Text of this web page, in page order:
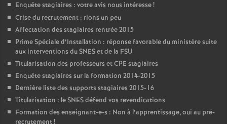
Enquête stagiaires : votre avis nous intéresse!
Crise du recrutement : rions un peu
Affectation des stagiaires rentrée 2015
Prime Spéciale d’Installation : réponse favorable du ministère suite
aux interventions duSNESet de la FSU
Titularisation des professeurs etCPE stagiaires
Enquête stagiaires sur la formation 2014-2015
Dernière liste des supports stagiaires 2015-16
Titularisation : leSNESdéfend vos revendications
Formation des enseignant-e-s : Non à l’apprentissage, oui au pré-